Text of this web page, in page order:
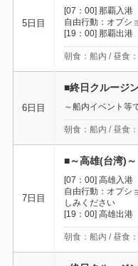
5日目
[07：00] 那覇入港
自由行動：オプシ
[19：00] 那覇出港
朝食：船内 / 昼食
6日目
■終日クルージ
～船内イベント等
朝食：船内 / 昼食
7日目
■～高雄(台湾)～
[07：00] 高雄入港
自由行動：オプシ
しみください
[19：00] 高雄出港
朝食：船内 / 昼食